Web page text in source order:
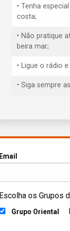
• Tenha
costa;
• Não pratique
beira mar;
• Ligue o rádio
• Siga sempre
Email
Escolha os Grupos
Grupo Oriental